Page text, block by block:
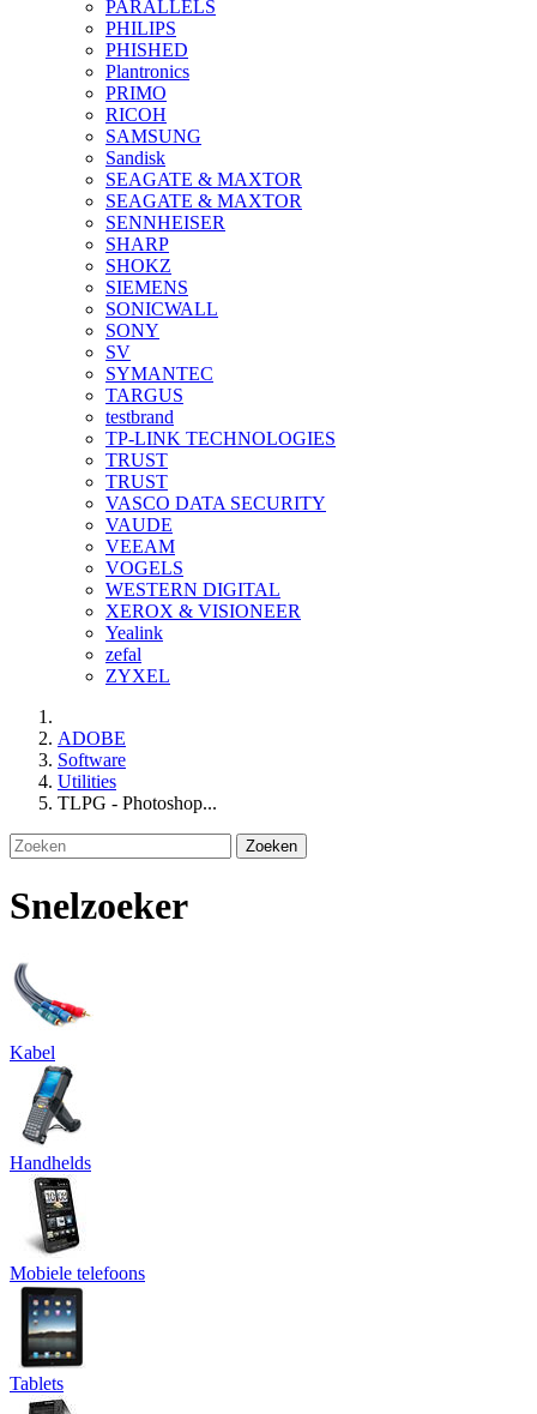
PARALLELS
PHILIPS
PHISHED
Plantronics
PRIMO
RICOH
SAMSUNG
Sandisk
SEAGATE & MAXTOR
SEAGATE & MAXTOR
SENNHEISER
SHARP
SHOKZ
SIEMENS
SONICWALL
SONY
SV
SYMANTEC
TARGUS
testbrand
TP-LINK TECHNOLOGIES
TRUST
TRUST
VASCO DATA SECURITY
VAUDE
VEEAM
VOGELS
WESTERN DIGITAL
XEROX & VISIONEER
Yealink
zefal
ZYXEL
ADOBE
Software
Utilities
TLPG - Photoshop...
Zoeken
Snelzoeker
Kabel
Handhelds
Mobiele telefoons
Tablets